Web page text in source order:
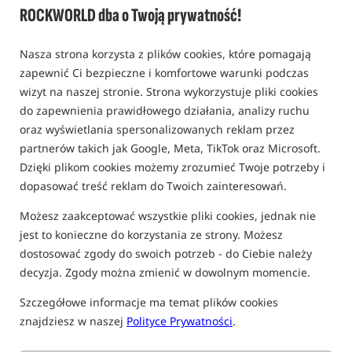
ROCKWORLD dba o Twoją prywatność!
Nasza strona korzysta z plików cookies, które pomagają
zapewnić Ci bezpieczne i komfortowe warunki podczas
wizyt na naszej stronie. Strona wykorzystuje pliki cookies
do zapewnienia prawidłowego działania, analizy ruchu
oraz wyświetlania spersonalizowanych reklam przez
partnerów takich jak Google, Meta, TikTok oraz Microsoft.
Dzięki plikom cookies możemy zrozumieć Twoje potrzeby i
dopasować treść reklam do Twoich zainteresowań.
Możesz zaakceptować wszystkie pliki cookies, jednak nie
jest to konieczne do korzystania ze strony. Możesz
dostosować zgody do swoich potrzeb - do Ciebie należy
decyzja. Zgody można zmienić w dowolnym momencie.
Szczegółowe informacje ma temat plików cookies
znajdziesz w naszej Polityce Prywatności.
Pasta zanętowa / Mivardi
0 opinii